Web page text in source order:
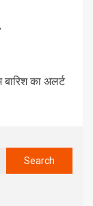
का अलर्ट